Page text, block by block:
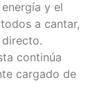
y el
a cantar,
continúa
cargado de